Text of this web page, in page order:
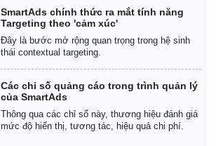
SmartAds chính thức ra mắt tính năng
Targeting theo 'cảm xúc'
Đây là bước mở rộng quan trọng trong hệ sinh
thái contextual targeting.
Các chỉ số quảng cáo trong trình quản lý
của SmartAds
Thông qua các chỉ số này, thương hiệu đánh giá
mức độ hiển thị, tương tác, hiệu quả chi phí.